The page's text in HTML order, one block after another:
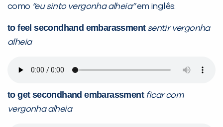
como “eu sinto vergonha alheia”em inglês:
to feel secondhand embarassment sentir vergonha
alheia
to get secondhand embarassment ficar com
vergonha alheia